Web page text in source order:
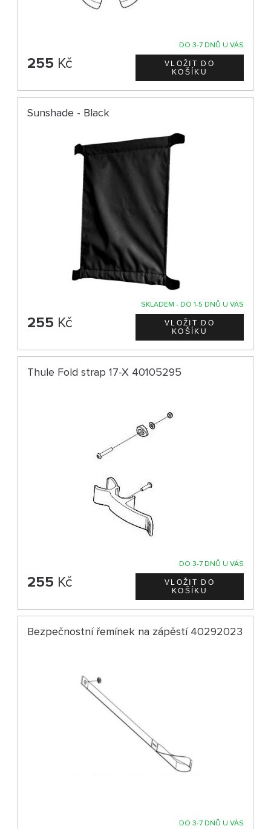
DO 3-7 DNŮ U VÁS
255 Kč
Sunshade - Black
SKLADEM - DO 1-5 DNŮ U VÁS
255 Kč
Thule Fold strap 17-X 40105295
DO 3-7 DNŮ U VÁS
255 Kč
Bezpečnostní řemínek na zápěstí 40292023
DO 3-7 DNŮ U VÁS